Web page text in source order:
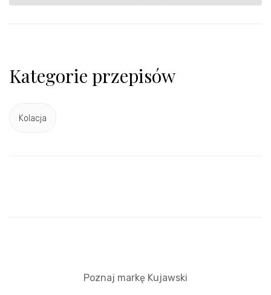
Kategorie przepisów
Kolacja
Poznaj markę Kujawski